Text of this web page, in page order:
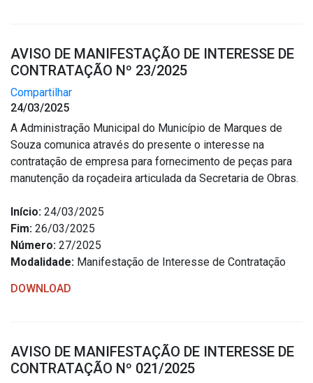
Cespro
Outros
Downloads
Notícias
Página Inicial
AVISO DE MANIFESTAÇÃO DE INTERESSE DE
CONTRATAÇÃO Nº 23/2025
Compartilhar
24/03/2025
A Administração Municipal do Município de Marques de
Souza comunica através do presente o interesse na
contratação de empresa para fornecimento de peças para
manutenção da roçadeira articulada da Secretaria de Obras.
Início: 24/03/2025
Fim: 26/03/2025
Número: 27/2025
Modalidade: Manifestação de Interesse de Contratação
DOWNLOAD
AVISO DE MANIFESTAÇÃO DE INTERESSE DE
CONTRATAÇÃO Nº 021/2025